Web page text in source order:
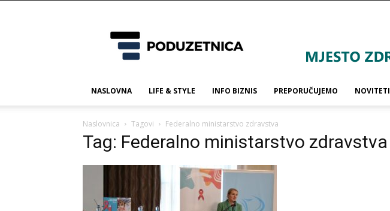
NASLOVNA LIFE & STYLE INFO BIZNIS PREPORUČUJEMO NOVITETI
Naslovnica Tagovi Federalno ministarstvo zdravstva
Tag: Federalno ministarstvo zdravstva